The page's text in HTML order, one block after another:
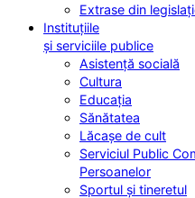
Extrase din
Instituțiile
și serviciile publice
Asistență socială
Cultura
Educația
Sănătatea
Lăcașe de cult
Serviciul Public
Persoanelor
Sportul și tineretul